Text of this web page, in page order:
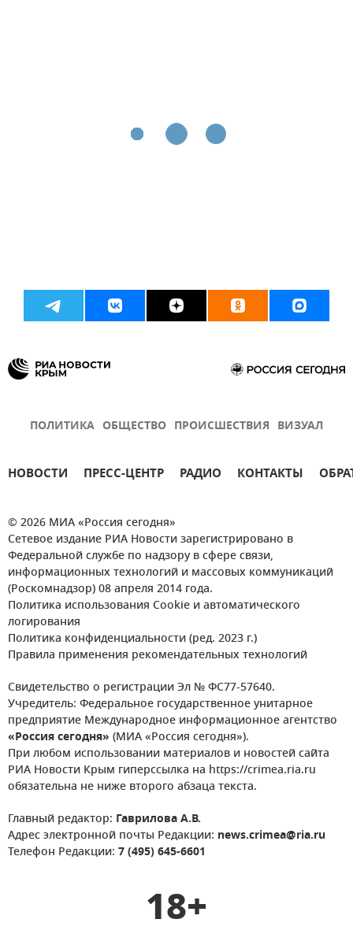
ПОЛИТИКА ОБЩЕСТВО ПРОИСШЕСТВИЯ ВИЗУАЛ
НОВОСТИ ПРЕСС-ЦЕНТР РАДИО КОНТАКТЫ
© 2026 МИА «Россия сегодня»
Сетевое издание РИА Новости зарегистрировано в
Федеральной службе по надзору в сфере связи,
информационных технологий и массовых коммуникаций
(Роскомнадзор) 08 апреля 2014 года.
Политика использования Cookie и автоматического
логирования
Политика конфиденциальности (ред. 2023 г.)
Правила применения рекомендательных технологий
Свидетельство о регистрации Эл № ФС77-57640.
Учредитель: Федеральное государственное унитарное
предприятие Международное информационное агентство
«Россия сегодня» (МИА «Россия сегодня»).
При любом использовании материалов и новостей сайта
РИА Новости Крым гиперссылка на https://crimea.ria.ru
обязательна не ниже второго абзаца текста.
Главный редактор: Гаврилова А.В.
Адрес электронной почты Редакции: news.crimea@ria.ru
Телефон Редакции: 7 (495) 645-6601
18+